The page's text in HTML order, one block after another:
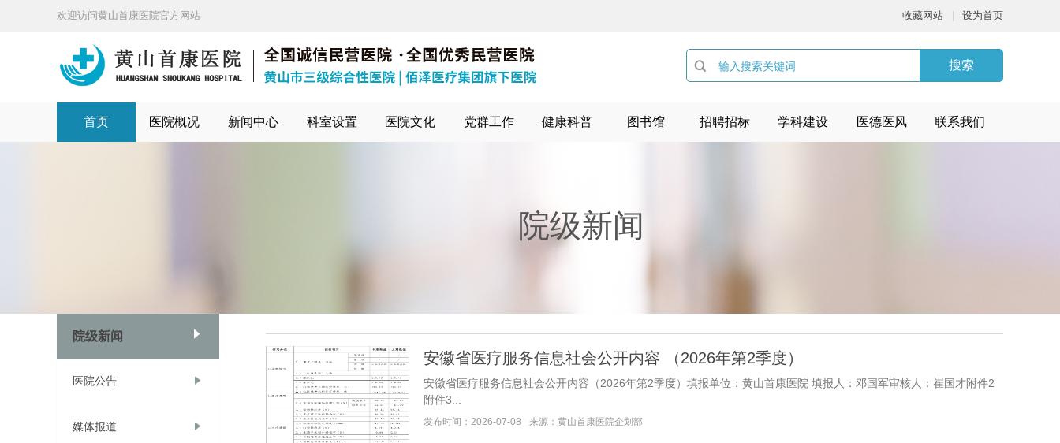
欢迎访问黄山首康医院官方网站 收藏网站 设为首页
 搜索
首页 医院概况 新闻中心 科室设置 医院文化 党群工作 健康科普 图书馆 招聘招标 学科建设 医德医风 联系我们
院级新闻
院级新闻
医院公告
媒体报道
安徽省医疗服务信息社会公开内容 （2026年第2季度）
安徽省医疗服务信息社会公开内容（2026年第2季度）填报单位：黄山首康医院 填报人：邓国军审核人：崔国才附件2
附件3...
发布时间：2026-07-08 来源：黄山首康医院企划部